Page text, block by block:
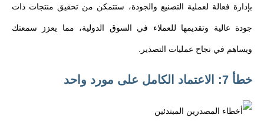
بإدارة فعالة لعملية التصنيع والجودة، ستتمكن من تحقيق منتجات ذات
جودة عالية وتقديمها للعملاء في السوق الدولية، مما يعزز سمعتك
ويساهم في نجاح عمليات التصدير.
خطأ 7: الاعتماد الكامل على مورد واحد